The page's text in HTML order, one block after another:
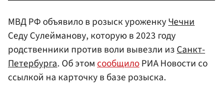
МВД РФ объявило в розыск уроженкуЧечни
Седу Сулейманову, которую в 2023 году
родственники против воли вывезли из Санкт-
Петербурга. Об этом сообщилоРИА Новости со
ссылкой на карточку в базе розыска.